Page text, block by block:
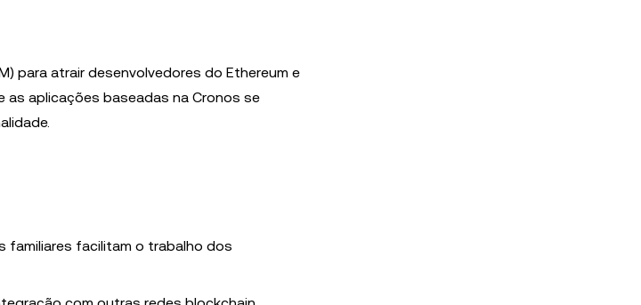
para atrair desenvolvedores do Ethereum e
as aplicações baseadas na Cronos se
familiares facilitam o trabalho dos